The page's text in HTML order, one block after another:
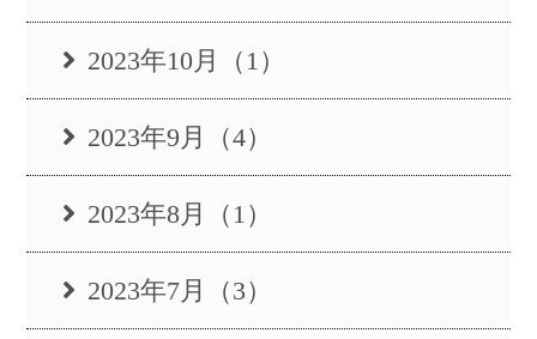
2023年10月（1）
2023年9月（4）
2023年8月（1）
2023年7月（3）